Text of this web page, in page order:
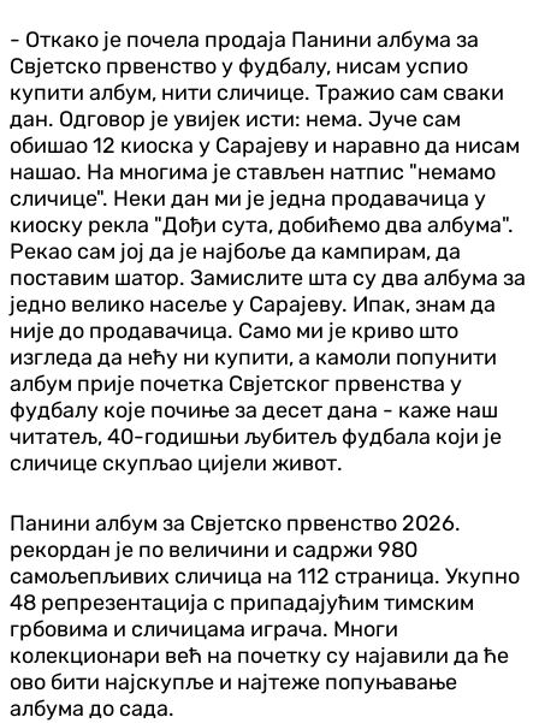
- Откако је почела продаја Панини албума за
Свјетско првенство у фудбалу, нисам успио
купити албум, нити сличице. Тражио сам сваки
дан. Одговор је увијек исти: нема. Јуче сам
обишао 12 киоска у Сарајеву и наравно да нисам
нашао. На многима је стављен натпис "немамо
сличице". Неки дан ми је једна продавачица у
киоску рекла "Дођи сута, добићемо два албума".
Рекао сам јој да је најбоље да кампирам, да
поставим шатор. Замислите шта су два албума за
једно велико насеље у Сарајеву. Ипак, знам да
није до продавачица. Само ми је криво што
изгледа да нећу ни купити, а камоли попунити
албум прије почетка Свјетског првенства у
фудбалу које почиње за десет дана - каже наш
читатељ, 40-годишњи љубитељ фудбала који је
сличице скупљао цијели живот.
Панини албум за Свјетско првенство 2026.
рекордан је по величини и садржи 980
самољепљивих сличица на 112 страница. Укупно
48 репрезентација с припадајућим тимским
грбовима и сличицама играча. Многи
колекционари већ на почетку су најавили да ће
ово бити најскупље и најтеже попуњавање
албума до сада.